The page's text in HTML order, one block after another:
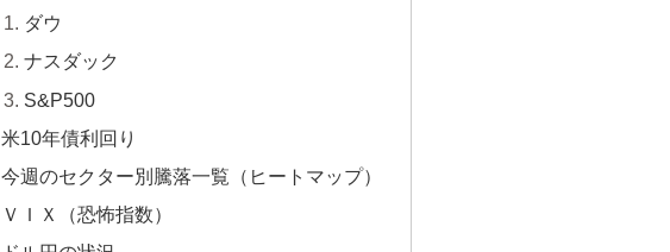
ダウ
ナスダック
S&P500
米10年債利回り
今週のセクター別騰落一覧（ヒートマップ）
ＶＩＸ（恐怖指数）